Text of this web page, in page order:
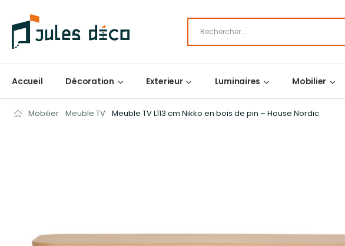
Accueil Décoration Exterieur Luminaires Mobilier
Mobilier Meuble TV Meuble TV L113 cm Nikko en bois de pin – House Nordic